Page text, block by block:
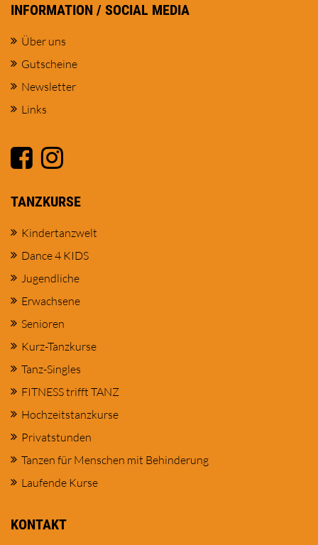
INFORMATION / SOCIAL MEDIA
Über uns
Gutscheine
Newsletter
Links
TANZKURSE
Kindertanzwelt
Dance 4 KIDS
Jugendliche
Erwachsene
Senioren
Kurz-Tanzkurse
Tanz-Singles
FITNESS trifft TANZ
Hochzeitstanzkurse
Privatstunden
Tanzen für Menschen mit Behinderung
Laufende Kurse
KONTAKT